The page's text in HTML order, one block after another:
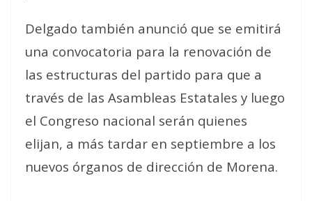
Delgado también anunció que se emitirá
una convocatoria para la renovación de
las estructuras del partido para que a
través de las Asambleas Estatales y luego
el Congreso nacional serán quienes
elijan, a más tardar en septiembre a los
nuevos órganos de dirección de Morena.